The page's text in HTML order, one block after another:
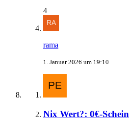
4
rama
1. Januar 2026 um 19:10
Nix Wert?: 0€-Schein